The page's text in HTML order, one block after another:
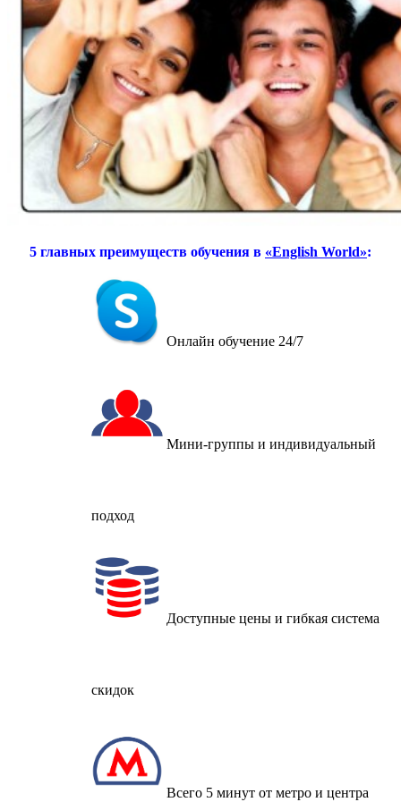
5 главных преимуществ обучения в «English World»:
Онлайн обучение 24/7
Мини-группы и индивидуальный
подход
Доступные цены и гибкая система
скидок
Всего 5 минут от метро и центра